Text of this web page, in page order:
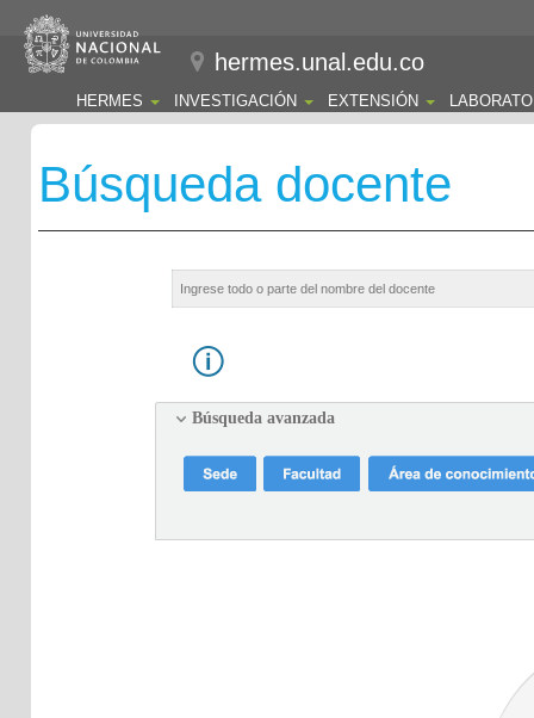
hermes.unal.edu.co
HERMES INVESTIGACIÓN EXTENSIÓN
Búsqueda docente
Búsqueda avanzada